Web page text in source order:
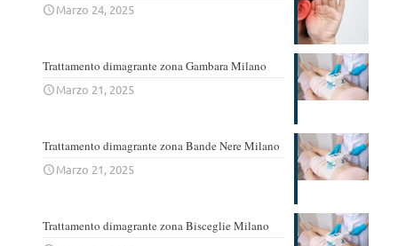
Marzo 24, 2025
Trattamento dimagrante zona Gambara Milano
Marzo 21, 2025
Trattamento dimagrante zona Bande Nere Milano
Marzo 21, 2025
Trattamento dimagrante zona Bisceglie Milano